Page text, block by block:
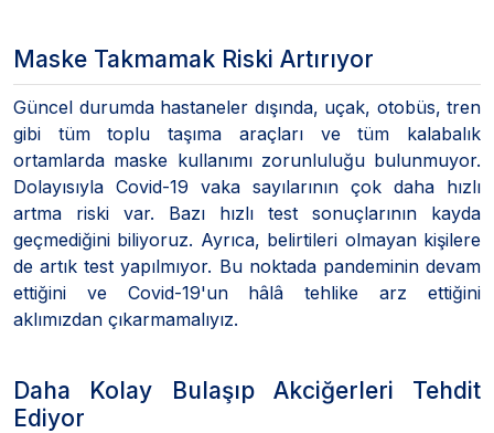
Maske Takmamak Riski Artırıyor
Güncel durumda hastaneler dışında, uçak, otobüs, tren
gibi tüm toplu taşıma araçları ve tüm kalabalık
ortamlarda maske kullanımı zorunluluğu bulunmuyor.
Dolayısıyla Covid-19 vaka sayılarının çok daha hızlı
artma riski var. Bazı hızlı test sonuçlarının kayda
geçmediğini biliyoruz. Ayrıca, belirtileri olmayan kişilere
de artık test yapılmıyor. Bu noktada pandeminin devam
ettiğini ve Covid-19'un hâlâ tehlike arz ettiğini
aklımızdan çıkarmamalıyız.
Daha Kolay Bulaşıp Akciğerleri Tehdit
Ediyor